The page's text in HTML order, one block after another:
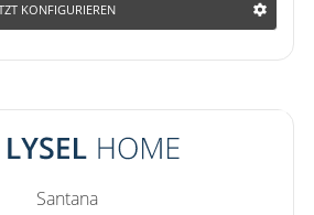
KONFIGURIEREN
Santana